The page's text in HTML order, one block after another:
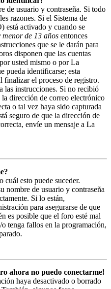
de usuario y contraseña. Si todo
razones. Si el Sistema de
está activado y cuando se
menor de 13 años entonces
que se le darán para
disponen que las cuentas
usted mismo o por La
pueda identificarse; esta
finalizar el proceso de registro.
las instrucciones. Si no recibió
dirección de correo electrónico
o tal vez haya sido capturada
seguro de que la dirección de
envíe un mensaje a La
cuál esto puede suceder.
nombre de usuario y contraseña
Si lo están,
para asegurarse de que
es posible que el foro esté mal
tenga fallos en la programación,
ahora no puedo conectarme!
haya desactivado o borrado